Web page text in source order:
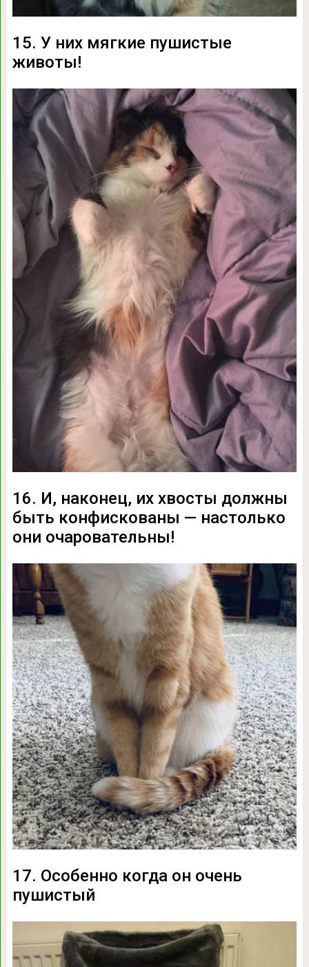
15. У них мягкие пушистые
животы!
16. И, наконец, их хвосты должны
быть конфискованы — настолько
они очаровательны!
17. Особенно когда он очень
пушистый